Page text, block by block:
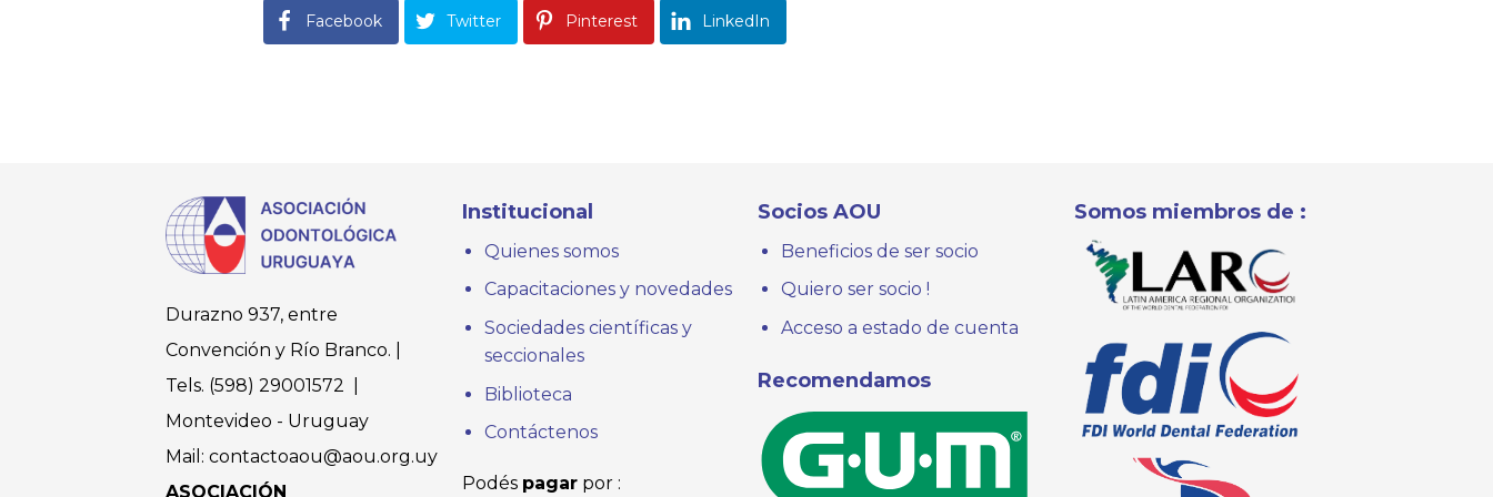
Facebook Twitter Pinterest LinkedIn
Durazno 937, entre
Convención y Río Branco. |
Tels. (598) 29001572 |
Montevideo - Uruguay
Mail: contactoaou@aou.org.uy
ASOCIACIÓN
Institucional
Quienes somos
Capacitaciones y novedades
Sociedades científicas y
seccionales
Biblioteca
Contáctenos
Podés pagarpor :
Socios AOU
Beneficios de ser socio
Quiero ser socio !
Acceso a estado de cuenta
Recomendamos
Somos miembros de :